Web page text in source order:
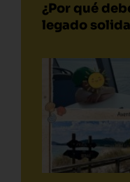
¿Por qué
legado